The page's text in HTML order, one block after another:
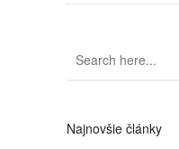
Najnovšie články